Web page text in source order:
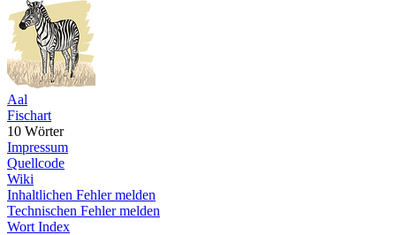
Aal
Fischart
10 Wörter
Impressum
Quellcode
Wiki
Inhaltlichen Fehler melden
Technischen Fehler melden
Wort Index